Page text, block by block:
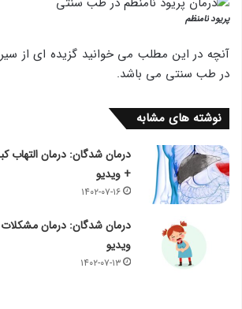
پریود نامنظم
آنچه در این مطلب می خوانید گزیده ای از سیر
در طب سنتی می باشد.
نوشته های مشابه
درمان شدگان: درمان
+ ویدیو
۱۴۰۲-۰۷-۱۶
درمان شدگان: درمان
ویدیو
۱۴۰۲-۰۷-۱۳